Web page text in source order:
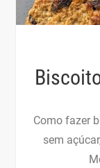
Como fazer
sem